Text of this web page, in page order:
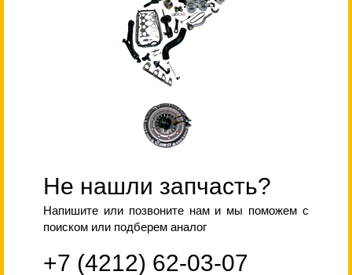
Не нашли запчасть?
Напишите или позвоните нам и мы поможем с
поиском или подберем аналог
+7 (4212) 62-03-07